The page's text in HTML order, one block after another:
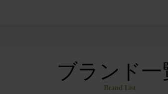
ブランド一
Brand List